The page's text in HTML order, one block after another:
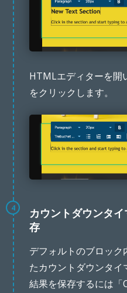
HTMLエディターを開
をクリックします。
4
カウントダウンタ
存
デフォルトのブロッ
たカウントダウンタイ
結果を保存するには「